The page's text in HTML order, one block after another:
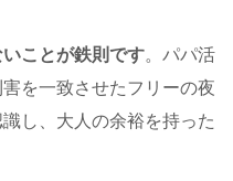
ことが鉄則です。パパ活
を一致させたフリーの夜
し、大人の余裕を持った